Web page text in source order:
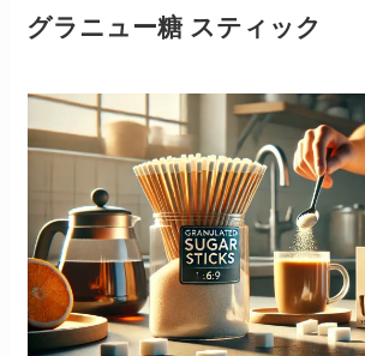
グラニュー糖 スティック